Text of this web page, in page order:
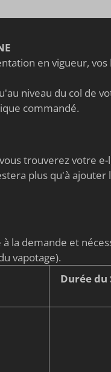
en vigueur,
niveau du col de
commandé.
trouverez votre
plus qu'à
la demande et
vapotage).
Durée du